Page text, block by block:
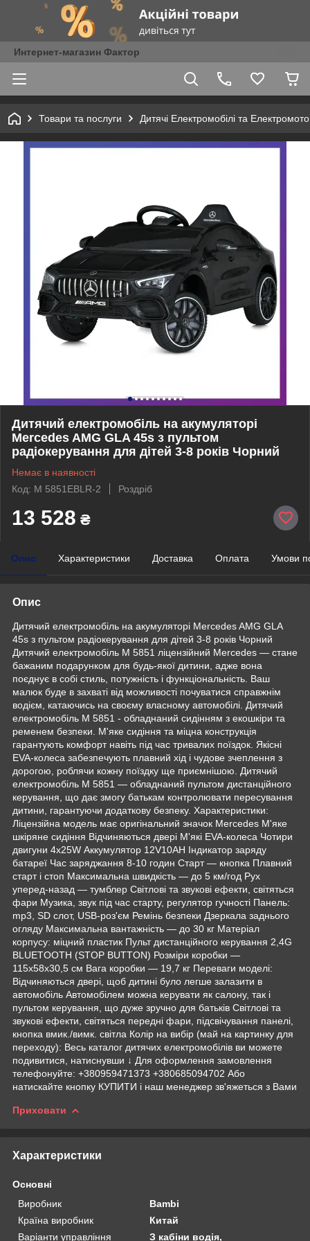
Интернет-магазин Фактор
Товари та послуги Дитячі Електромобілі та
Дитячий електромобіль на акумуляторі
Mercedes AMG GLA 45s з пультом
радіокерування для дітей 3-8 років Чорний
Немає в наявності
Код: M 5851EBLR-2
Роздріб
13 528 ₴
Опис Характеристики Доставка Оплата Умови
Опис
Дитячий електромобіль на акумуляторі Mercedes AMG GLA
45s з пультом радіокерування для дітей 3-8 років Чорний
Дитячий електромобіль M 5851 ліцензійний Mercedes — стане
бажаним подарунком для будь-якої дитини, адже вона
поєднує в собі стиль, потужність і функціональність. Ваш
малюк буде в захваті від можливості почуватися справжнім
водієм, катаючись на своєму власному автомобілі. Дитячий
електромобіль M 5851 - обладнаний сидінням з екошкіри та
ременем безпеки. М'яке сидіння та міцна конструкція
гарантують комфорт навіть під час тривалих поїздок. Якісні
EVA-колеса забезпечують плавний хід і чудове зчеплення з
дорогою, роблячи кожну поїздку ще приємнішою. Дитячий
електромобіль M 5851 — обладнаний пультом дистанційного
керування, що дає змогу батькам контролювати пересування
дитини, гарантуючи додаткову безпеку. Характеристики:
Ліцензійна модель має оригінальний значок Mercedes М'яке
шкіряне сидіння Відчиняються двері М'які EVA-колеса Чотири
двигуни 4х25W Аккумулятор 12V10AH Індикатор заряду
батареї Час заряджання 8-10 годин Старт — кнопка Плавний
старт і стоп Максимальна швидкість — до 5 км/год Рух
уперед-назад — тумблер Світлові та звукові ефекти, світяться
фари Музика, звук під час старту, регулятор гучності Панель:
mp3, SD слот, USB-роз'єм Ремінь безпеки Дзеркала заднього
огляду Максимальна вантажність — до 30 кг Матеріал
корпусу: міцний пластик Пульт дистанційного керування 2,4G
BLUETOOTH (STOP BUTTON) Розміри коробки —
115х58х30,5 см Вага коробки — 19,7 кг Переваги моделі:
Відчиняються двері, щоб дитині було легше залазити в
автомобіль Автомобілем можна керувати як салону, так і
пультом керування, що дуже зручно для батьків Світлові та
звукові ефекти, світяться передні фари, підсвічування панелі,
кнопка вмик./вимк. світла Колір на вибір (май на картинку для
переходу): Весь каталог дитячих електромобілів ви можете
подивитися, натиснувши ↓ Для оформлення замовлення
телефонуйте: +380959471373 +380685094702 Або
натискайте кнопку КУПИТИ і наш менеджер зв'яжеться з Вами
Приховати
Характеристики
Основні
Виробник
Bambi
Країна виробник
Китай
Варіанти управління
З кабіни водія,